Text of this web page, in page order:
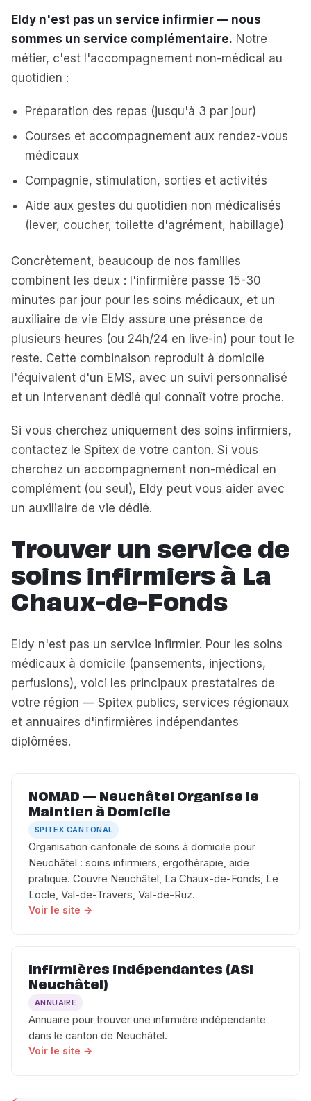
Eldy n'est pas un service infirmier — nous
sommes un service complémentaire. Notre
métier, c'est l'accompagnement non-médical au
quotidien :
Préparation des repas (jusqu'à 3 par jour)
Courses et accompagnement aux rendez-vous
médicaux
Compagnie, stimulation, sorties et activités
Aide aux gestes du quotidien non médicalisés
(lever, coucher, toilette d'agrément, habillage)
Concrètement, beaucoup de nos familles
combinent les deux : l'infirmière passe 15-30
minutes par jour pour les soins médicaux, et un
auxiliaire de vie Eldy assure une présence de
plusieurs heures (ou 24h/24 en live-in) pour tout le
reste. Cette combinaison reproduit à domicile
l'équivalent d'un EMS, avec un suivi personnalisé
et un intervenant dédié qui connaît votre proche.
Si vous cherchez uniquement des soins infirmiers,
contactez le Spitex de votre canton. Si vous
cherchez un accompagnement non-médical en
complément (ou seul), Eldy peut vous aider avec
un auxiliaire de vie dédié.
Trouver un service de
soins infirmiers à La
Chaux-de-Fonds
Eldy n'est pas un service infirmier. Pour les soins
médicaux à domicile (pansements, injections,
perfusions), voici les principaux prestataires de
votre région — Spitex publics, services régionaux
et annuaires d'infirmières indépendantes
diplômées.
NOMAD — Neuchâtel Organise le
Maintien à Domicile
SPITEX CANTONAL
Organisation cantonale de soins à domicile pour
Neuchâtel : soins infirmiers, ergothérapie, aide
pratique. Couvre Neuchâtel, La Chaux-de-Fonds, Le
Locle, Val-de-Travers, Val-de-Ruz.
Voir le site →
Infirmières indépendantes (ASI
Neuchâtel)
ANNUAIRE
Annuaire pour trouver une infirmière indépendante
dans le canton de Neuchâtel.
Voir le site →